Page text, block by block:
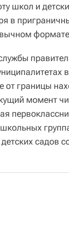
школ и
в
от границы
момент
садов